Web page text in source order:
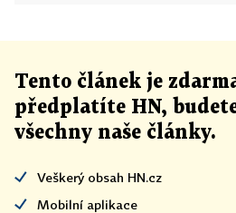
Tento článek je
předplatíte HN,
všechny naše články.
Veškerý obsah HN.cz
Mobilní aplikace